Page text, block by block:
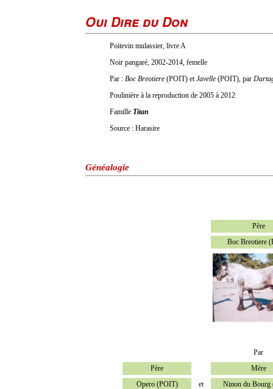
Oui Dire du Don
Poitevin mulassier, livre A
Noir pangaré, 2002-2014, femelle
Par : Boc Breotiere (POIT) etJavelle (POIT), par
Poulinière à la reproduction de 2005 à 2012
Famille Titan
Source : Harasire
Généalogie
Père
Boc Breotiere
Par
Père
Mère
Opero (POIT)
et
Ninon du Bourg